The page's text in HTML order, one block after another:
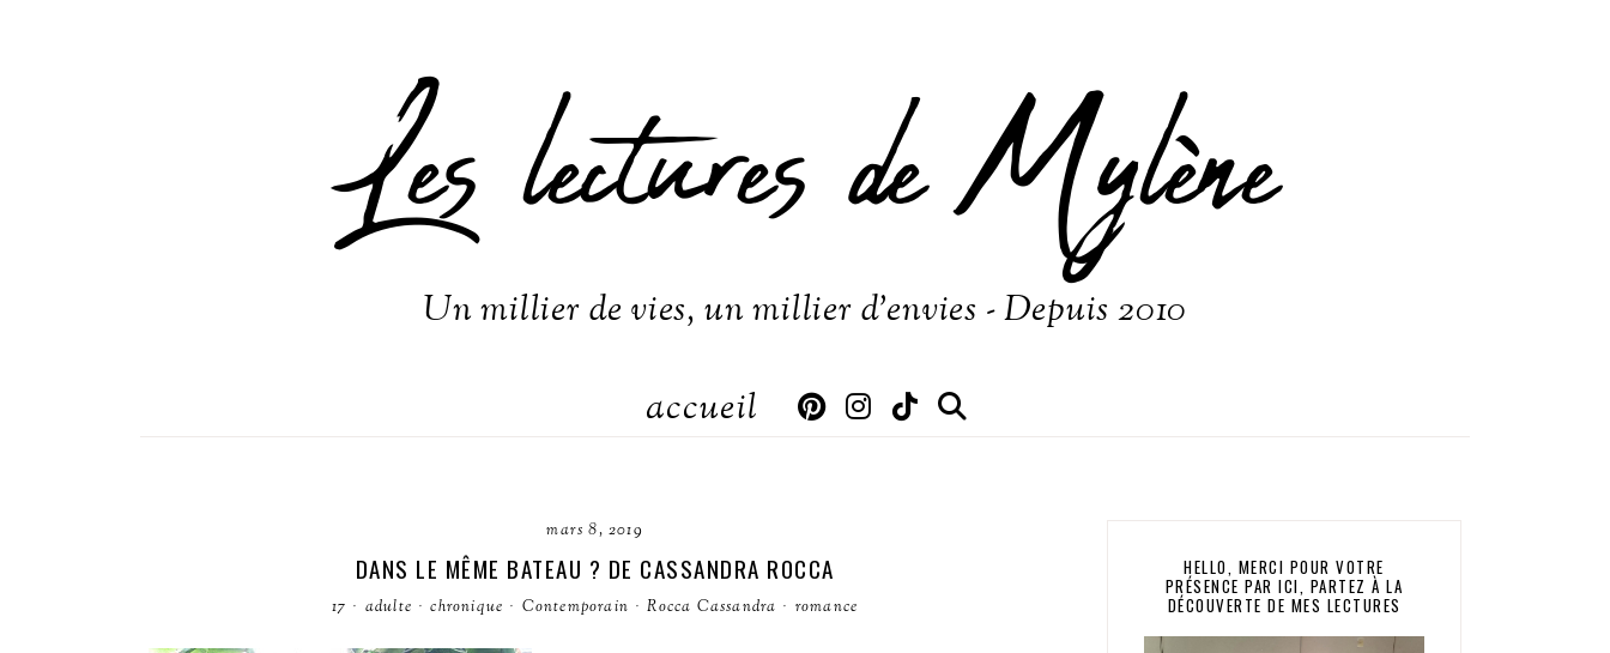
Les lectures de Mylène
Un millier de vies, un millier d'envies - Depuis 2010
accueil
mars 8, 2019
DANS LE MÊME BATEAU ? DE CASSANDRA ROCCA
17 · adulte · chronique · Contemporain · Rocca Cassandra · romance
HELLO, MERCI POUR VOTRE
PRÉSENCE PAR ICI, PARTEZ À LA
DÉCOUVERTE DE MES LECTURES